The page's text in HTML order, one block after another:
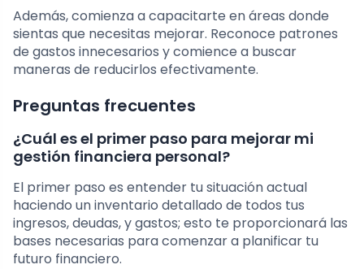
Además, comienza a capacitarte en áreas donde
sientas que necesitas mejorar. Reconoce patrones
de gastos innecesarios y comience a buscar
maneras de reducirlos efectivamente.
Preguntas frecuentes
¿Cuál es el primer paso para mejorar mi
gestión financiera personal?
El primer paso es entender tu situación actual
haciendo un inventario detallado de todos tus
ingresos, deudas, y gastos; esto te proporcionará las
bases necesarias para comenzar a planificar tu
futuro financiero.